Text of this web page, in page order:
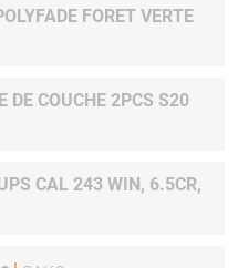
FORET VERTE
DE COUCHE 2PCS S20
CAL 243 WIN, 6.5CR,